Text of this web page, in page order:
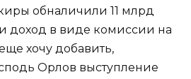
обналичили 11 млрд
доход в виде комиссии на
хочу добавить,
Орлов выступление